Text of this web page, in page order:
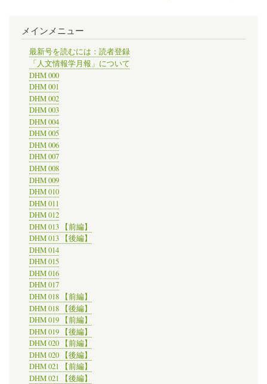
の
メインメニュー
最新号を読むには：読者登録
「人文情報学月報」について
DHM 000
DHM 001
DHM 002
DHM 003
DHM 004
DHM 005
DHM 006
DHM 007
DHM 008
DHM 009
DHM 010
DHM 011
DHM 012
DHM 013 【前編】
DHM 013 【後編】
DHM 014
DHM 015
DHM 016
DHM 017
DHM 018 【前編】
DHM 018 【後編】
DHM 019 【前編】
DHM 019 【後編】
DHM 020 【前編】
DHM 020 【後編】
DHM 021 【前編】
DHM 021 【後編】